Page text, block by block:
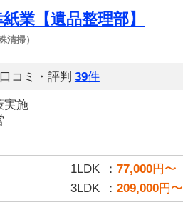
業【遺品整理部】
清掃）
口コミ・評判 39件
実施
1LDK 77,000円〜
3LDK 209,000円〜